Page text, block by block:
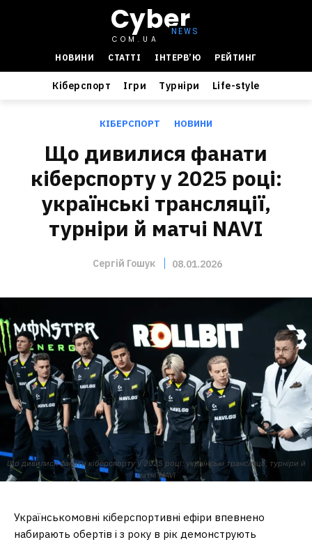
Cyber
COM.UA
НОВИНИ
СТАТТІ ІНТЕРВ’Ю РЕЙТИНГ
Кіберспорт Ігри Турніри Life-style
КІБЕРСПОРТ НОВИНИ
Що дивилися фанати
кіберспорту у 2025 році:
українські трансляції,
турніри й матчі NAVI
Сергій Гошук 08.01.2026
Що дивилися фанати кіберспорту у 2025 році: українські трансляції, турніри й
матчі NAVI
Українськомовні кіберспортивні ефіри впевнено
набирають обертів і з року в рік демонструють